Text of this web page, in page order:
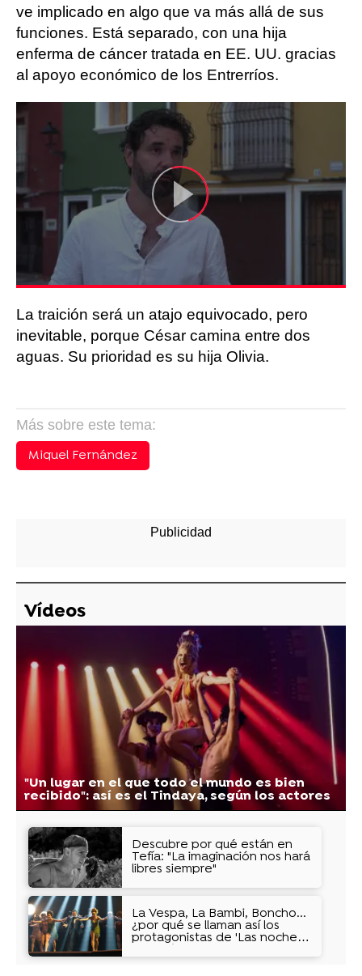
ve implicado en algo que va más allá de sus
funciones. Está separado, con una hija
enferma de cáncer tratada en EE. UU. gracias
al apoyo económico de los Entrerríos.
La traición será un atajo equivocado, pero
inevitable, porque César camina entre dos
aguas. Su prioridad es su hija Olivia.
Más sobre este tema:
Miquel Fernández
Vídeos
"Un lugar en el que todo el mundo es bien
recibido": así es el Tindaya, según los actores
Descubre por qué están en
Tefía: "La imaginación nos hará
libres siempre"
La Vespa, La Bambi, Boncho...
¿por qué se llaman así los
protagonistas de 'Las noches